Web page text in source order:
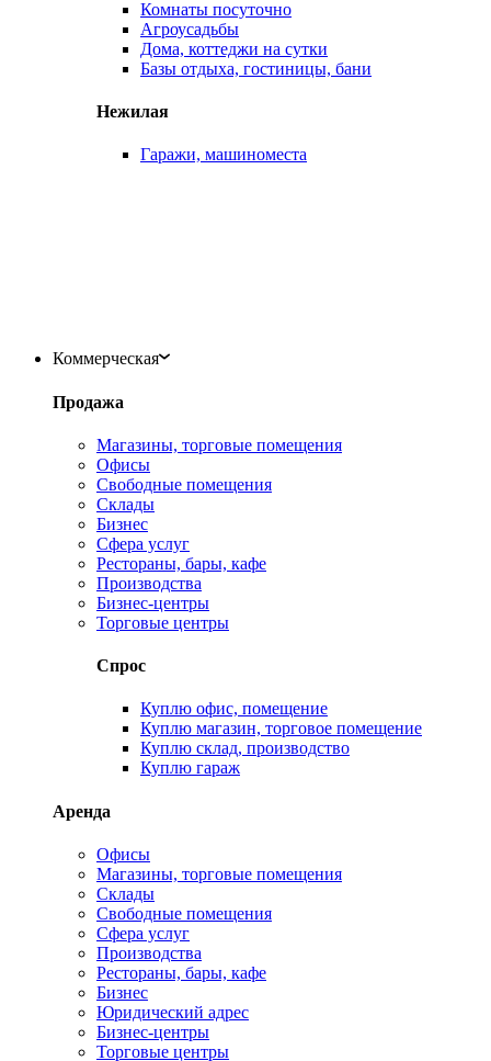
Комнаты посуточно
Агроусадьбы
Дома, коттеджи на сутки
Базы отдыха, гостиницы, бани
Нежилая
Гаражи, машиноместа
Коммерческая
Продажа
Магазины, торговые помещения
Офисы
Свободные помещения
Склады
Бизнес
Сфера услуг
Рестораны, бары, кафе
Производства
Бизнес-центры
Торговые центры
Спрос
Куплю офис, помещение
Куплю магазин, торговое помещение
Куплю склад, производство
Куплю гараж
Аренда
Офисы
Магазины, торговые помещения
Склады
Свободные помещения
Сфера услуг
Производства
Рестораны, бары, кафе
Бизнес
Юридический адрес
Бизнес-центры
Торговые центры